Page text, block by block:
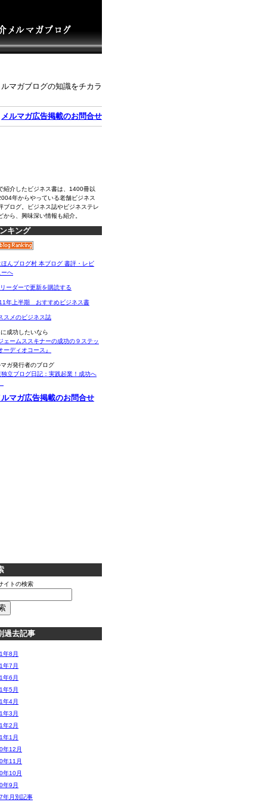
マガブログの知識をチカラ
メルマガ広告掲載のお問合せ
紹介したビジネス書は、1400冊以
年からやっている老舗ビジネス
ブログ。ビジネス誌やビジネステレ
から、興味深い情報も紹介。
キング
ーダーで更新を購読する
年上半期 おすすめビジネス書
スメのビジネス誌
に成功したいなら
ェームススキナーの成功の９ステッ
ーディオコース』
マガ発行者のブログ
独立ブログ日記：実践起業！成功へ
マガ広告掲載のお問合せ
イトの検索
過去記事
年8月
年7月
年6月
年5月
年4月
年3月
年2月
年1月
年12月
年11月
年10月
年9月
年月別記事